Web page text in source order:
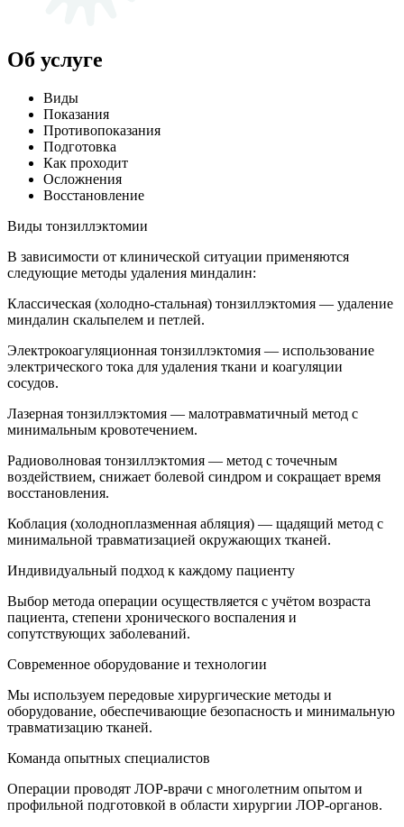
Об услуге
Виды
Показания
Противопоказания
Подготовка
Как проходит
Осложнения
Восстановление
Виды тонзиллэктомии
В зависимости от клинической ситуации применяются
следующие методы удаления миндалин:
Классическая (холодно-стальная) тонзиллэктомия — удаление
миндалин скальпелем и петлей.
Электрокоагуляционная тонзиллэктомия — использование
электрического тока для удаления ткани и коагуляции
сосудов.
Лазерная тонзиллэктомия — малотравматичный метод с
минимальным кровотечением.
Радиоволновая тонзиллэктомия — метод с точечным
воздействием, снижает болевой синдром и сокращает время
восстановления.
Коблация (холодноплазменная абляция) — щадящий метод с
минимальной травматизацией окружающих тканей.
Индивидуальный подход к каждому пациенту
Выбор метода операции осуществляется с учётом возраста
пациента, степени хронического воспаления и
сопутствующих заболеваний.
Современное оборудование и технологии
Мы используем передовые хирургические методы и
оборудование, обеспечивающие безопасность и минимальную
травматизацию тканей.
Команда опытных специалистов
Операции проводят ЛОР-врачи с многолетним опытом и
профильной подготовкой в области хирургии ЛОР-органов.